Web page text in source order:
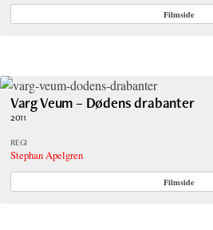
Filmside
Varg Veum – Dødens drabanter
2011
REGI
Stephan Apelgren
Filmside